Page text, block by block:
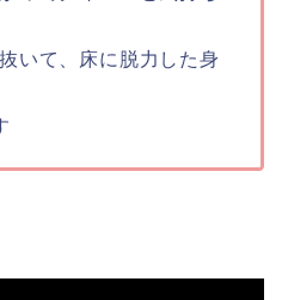
いて、床に脱力した身